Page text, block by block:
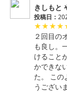
きしもと
投稿日：
★★★★
２回目の
も良し。
けること
かできな
た。 この
うござい